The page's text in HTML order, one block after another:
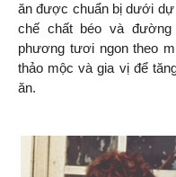
ăn được chuẩn bị dưới dự
chế chất béo và
phương tươi ngon theo
thảo mộc và gia vị để
ăn.